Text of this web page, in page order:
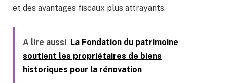
et des avantages fiscaux plus attrayants.
A lire aussi La Fondation du patrimoine
soutient les propriétaires de biens
historiques pour la rénovation